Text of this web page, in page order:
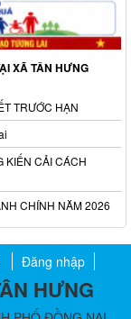
XÃ TÂN HƯNG
TRƯỚC HẠN
KIẾN CẢI CÁCH
CHÍNH NĂM 2026
Đăng nhập
HƯNG